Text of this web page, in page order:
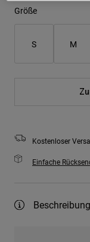
Größe
S M
Kostenloser
Einfache
Beschreibung